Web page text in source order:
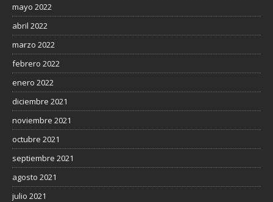
mayo 2022
abril 2022
marzo 2022
febrero 2022
enero 2022
diciembre 2021
noviembre 2021
octubre 2021
septiembre 2021
agosto 2021
julio 2021